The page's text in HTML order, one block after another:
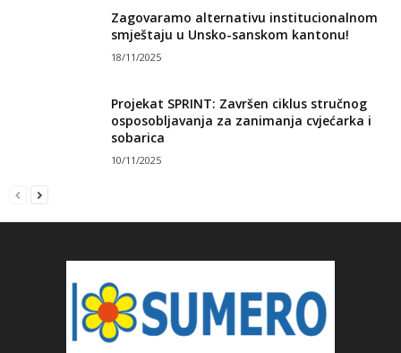
Zagovaramo alternativu institucionalnom
smještaju u Unsko-sanskom kantonu!
18/11/2025
Projekat SPRINT: Završen ciklus stručnog
osposobljavanja za zanimanja cvjećarka i
sobarica
10/11/2025